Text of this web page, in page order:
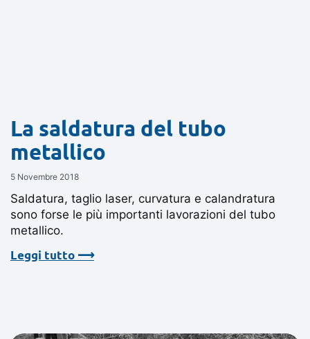
La saldatura del tubo
metallico
5 Novembre 2018
Saldatura, taglio laser, curvatura e calandratura
sono forse le più importanti lavorazioni del tubo
metallico.
Leggi tutto ⟶